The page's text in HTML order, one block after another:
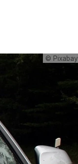
© Pixabay